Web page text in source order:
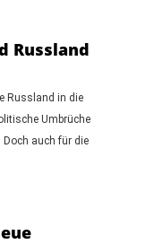
Russland
Russland in die
Umbrüche
auch für die